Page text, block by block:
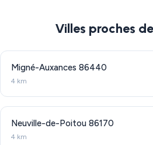
Villes proches
Migné-Auxances 86440
4 km
Neuville-de-Poitou 86170
4 km